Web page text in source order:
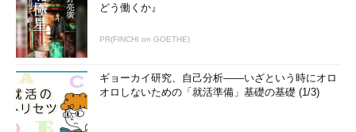
どう働くか』
PR(FINCHI on GOETHE)
ギョーカイ研究、自己分析――いざという時にオロ
オロしないための「就活準備」基礎の基礎 (1/3)